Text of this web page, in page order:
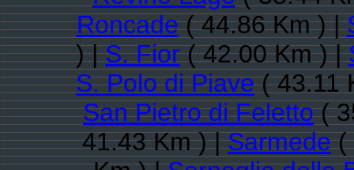
Roncade( 44.86 Km ) |
) |S. Fior( 42.00 Km ) |
S. Polo di Piave( 43.11
San Pietro di Feletto(
41.43 Km ) |Sarmede(